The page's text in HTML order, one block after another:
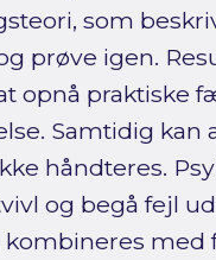
som
prøve igen.
opnå praktiske
Samtidig kan
håndteres.
og begå fejl
med